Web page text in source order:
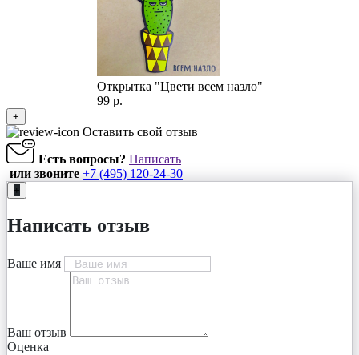
Открытка "Цвети всем назло"
99 р.
+
Оставить свой отзыв
Есть вопросы? Написать
или звоните +7 (495) 120-24-30
+
Написать отзыв
Ваше имя
Ваш отзыв
Оценка